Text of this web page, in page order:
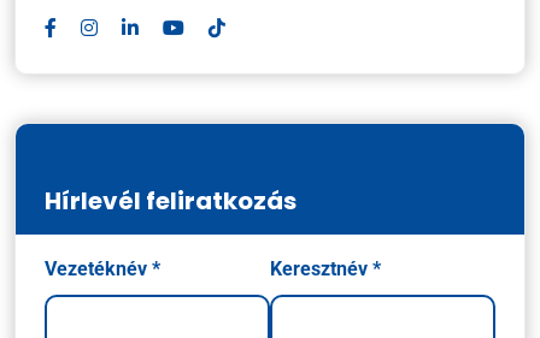
Hírlevél feliratkozás
Név
*
Vezetéknév * Keresztnév *